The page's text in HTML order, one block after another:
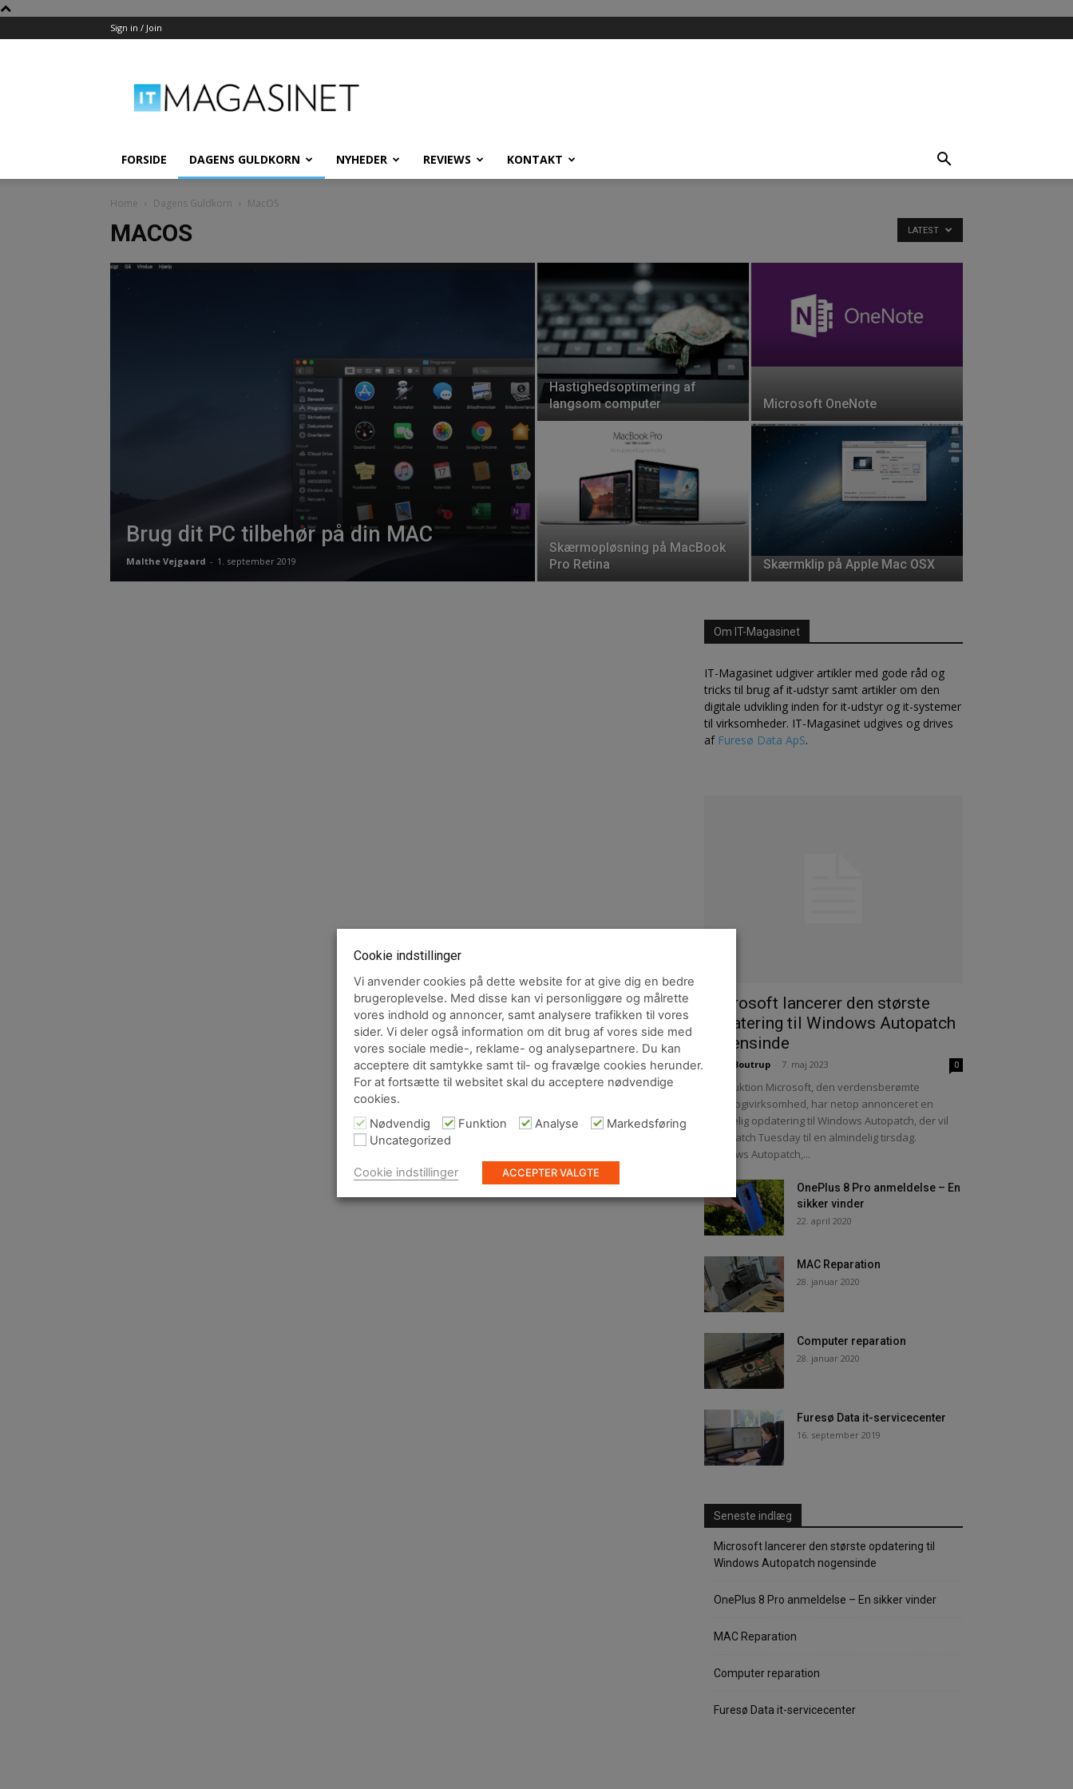
Sign in / Join
Magasinet
FORSIDE DAGENS GULDKORN NYHEDER REVIEWS KONTAKT
Home Dagens Guldkorn MacOS
MACOS LATEST
Brug dit PC tilbehør på din MAC
Malthe Vejgaard - 1. september 2019
Hastighedsoptimering af
langsom computer
Microsoft OneNote
Skærmopløsning på MacBook
Pro Retina
Skærmklip på Apple Mac OSX
Om IT-Magasinet
IT-Magasinet udgiver artikler med gode råd og
tricks til brug af it-udstyr samt artikler om den
digitale udvikling inden for it-udstyr og it-systemer
til virksomheder. IT-Magasinet udgives og drives
af Furesø Data ApS.
Microsoft lancerer den største
opdatering til Windows Autopatch
nogensinde
Jonas Boutrup 7. maj 2023 0
Introduktion Microsoft, den verdensberømte
teknologivirksomhed, har netop annonceret en
betydelig opdatering til Windows Autopatch, der vil
gøre Patch Tuesday til en almindelig tirsdag.
Windows Autopatch,...
OnePlus 8 Pro anmeldelse – En
sikker vinder
22. april 2020
MAC Reparation
28. januar 2020
Computer reparation
28. januar 2020
Furesø Data it-servicecenter
16. september 2019
Seneste indlæg
Microsoft lancerer den største opdatering til
Windows Autopatch nogensinde
OnePlus 8 Pro anmeldelse – En sikker vinder
MAC Reparation
Computer reparation
Furesø Data it-servicecenter
Cookie indstillinger
Vi anvender cookies på dette website for at give dig en bedre
brugeroplevelse. Med disse kan vi personliggøre og målrette
vores indhold og annoncer, samt analysere trafikken til vores
sider. Vi deler også information om dit brug af vores side med
vores sociale medie-, reklame- og analysepartnere. Du kan
acceptere dit samtykke samt til- og fravælge cookies herunder.
For at fortsætte til websitet skal du acceptere nødvendige
cookies.
Nødvendig
Funktion Analyse
Markedsføring
Uncategorized
Cookie indstillinger ACCEPTER VALGTE